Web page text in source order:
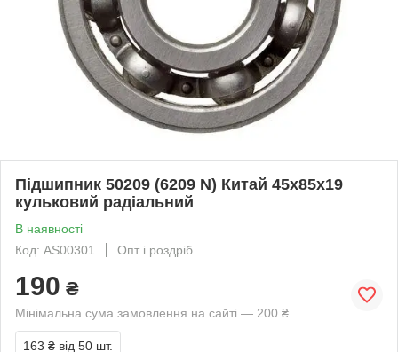
Підшипник 50209 (6209 N) Китай 45x85x19
кульковий радіальний
В наявності
Код: AS00301
Опт і роздріб
190 ₴
Мінімальна сума замовлення на сайті — 200 ₴
163 ₴ від 50 шт.